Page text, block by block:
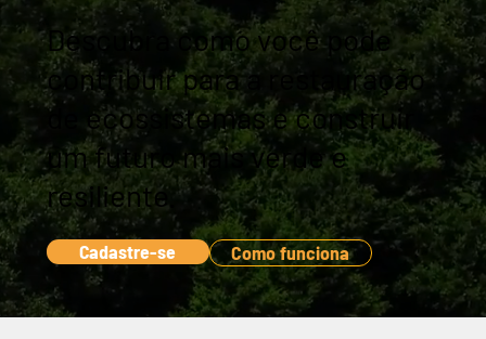
Descubra como você pode
contribuir para a restauração
de ecossistemas e construir
um futuro mais verde e
resiliente.
Cadastre-se Como funciona